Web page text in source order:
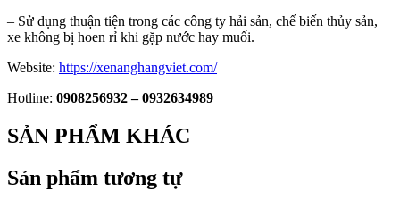
– Sử dụng thuận tiện trong các công ty hải sản, chế biến thủy sản,
xe không bị hoen rỉ khi gặp nước hay muối.
Website: https://xenanghangviet.com/
Hotline: 0908256932 – 0932634989
SẢN PHẨM KHÁC
Sản phẩm tương tự